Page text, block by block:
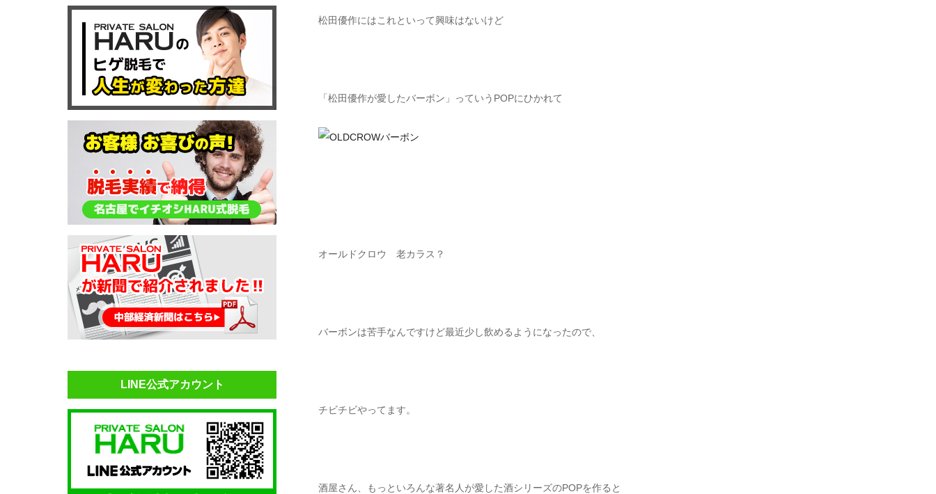
松田優作にはこれといって興味はないけど
「松田優作が愛したバーボン」っていうPOPにひかれて
オールドクロウ 老カラス？
バーボンは苦手なんですけど最近少し飲めるようになったので、
チビチビやってます。
酒屋さん、もっといろんな著名人が愛した酒シリーズのPOPを作ると
LINE公式アカウント